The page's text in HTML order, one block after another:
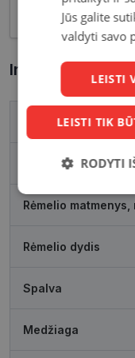
akcentas.
Informacija apie
Prekės ženklas
Išleidimo metai
Rėmelio matmenys,
Rėmelio dydis
Spalva
Medžiaga
Jūs galite
valdyti savo
LEISTI
LEISTI TIK
RODYTI
Būtinieji
slapukai